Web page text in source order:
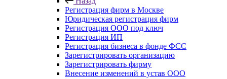
Регистрация фирм в Москве
Юридическая регистрация фирм
Регистрация ООО под ключ
Регистрация ИП
Регистрация бизнеса в фонде ФСС
Зарегистрировать организацию
Зарегистрировать фирму
Внесение изменений в устав ООО